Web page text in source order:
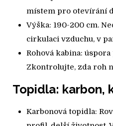
místem pro otevírání
Výška: 190-200 cm.
cirkulaci vzduchu, v
Rohová kabina:
Zkontrolujte, zda roh
Topidla: karbon,
Karbonová topidla: